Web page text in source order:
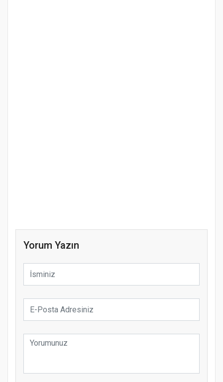
Yorum Yazın